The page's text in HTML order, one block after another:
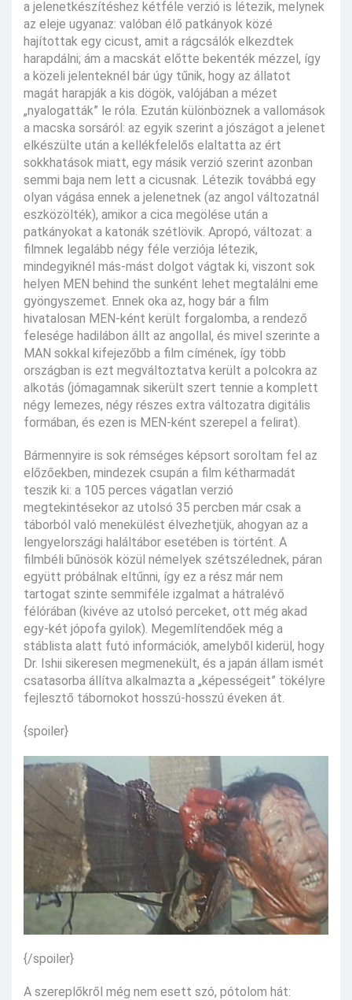
a jelenetkészítéshez kétféle verzió is létezik, melynek
az eleje ugyanaz: valóban élő patkányok közé
hajítottak egy cicust, amit a rágcsálók elkezdtek
harapdálni; ám a macskát előtte bekenték mézzel, így
a közeli jelenteknél bár úgy tűnik, hogy az állatot
magát harapják a kis dögök, valójában a mézet
„nyalogatták” le róla. Ezután különböznek a vallomások
a macska sorsáról: az egyik szerint a jószágot a jelenet
elkészülte után a kellékfelelős elaltatta az ért
sokkhatások miatt, egy másik verzió szerint azonban
semmi baja nem lett a cicusnak. Létezik továbbá egy
olyan vágása ennek a jelenetnek (az angol változatnál
eszközölték), amikor a cica megölése után a
patkányokat a katonák szétlövik. Apropó, változat: a
filmnek legalább négy féle verziója létezik,
mindegyiknél más-mást dolgot vágtak ki, viszont sok
helyen MEN behind the sunként lehet megtalálni eme
gyöngyszemet. Ennek oka az, hogy bár a film
hivatalosan MEN-ként került forgalomba, a rendező
felesége hadilábon állt az angollal, és mivel szerinte a
MAN sokkal kifejezőbb a film címének, így több
országban is ezt megváltoztatva került a polcokra az
alkotás (jómagamnak sikerült szert tennie a komplett
négy lemezes, négy részes extra változatra digitális
formában, és ezen is MEN-ként szerepel a felirat).
Bármennyire is sok rémséges képsort soroltam fel az
előzőekben, mindezek csupán a film kétharmadát
teszik ki: a 105 perces vágatlan verzió
megtekintésekor az utolsó 35 percben már csak a
táborból való menekülést élvezhetjük, ahogyan az a
lengyelországi haláltábor esetében is történt. A
filmbéli bűnösök közül némelyek szétszélednek, páran
együtt próbálnak eltűnni, így ez a rész már nem
tartogat szinte semmiféle izgalmat a hátralévő
félórában (kivéve az utolsó perceket, ott még akad
egy-két jópofa gyilok). Megemlítendőek még a
stáblista alatt futó információk, amelyből kiderül, hogy
Dr. Ishii sikeresen megmenekült, és a japán állam ismét
csatasorba állítva alkalmazta a „képességeit” tökélyre
fejlesztő tábornokot hosszú-hosszú éveken át.
{spoiler}
{/spoiler}
A szereplőkről még nem esett szó, pótolom hát: